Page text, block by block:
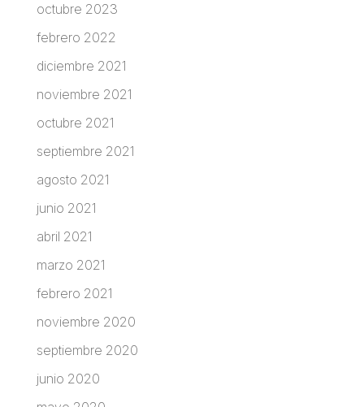
octubre 2023
febrero 2022
diciembre 2021
noviembre 2021
octubre 2021
septiembre 2021
agosto 2021
junio 2021
abril 2021
marzo 2021
febrero 2021
noviembre 2020
septiembre 2020
junio 2020